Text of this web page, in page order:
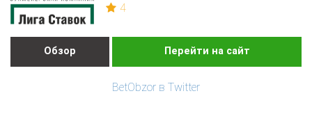
4
Обзор Перейти на сайт
BetObzor в Twitter